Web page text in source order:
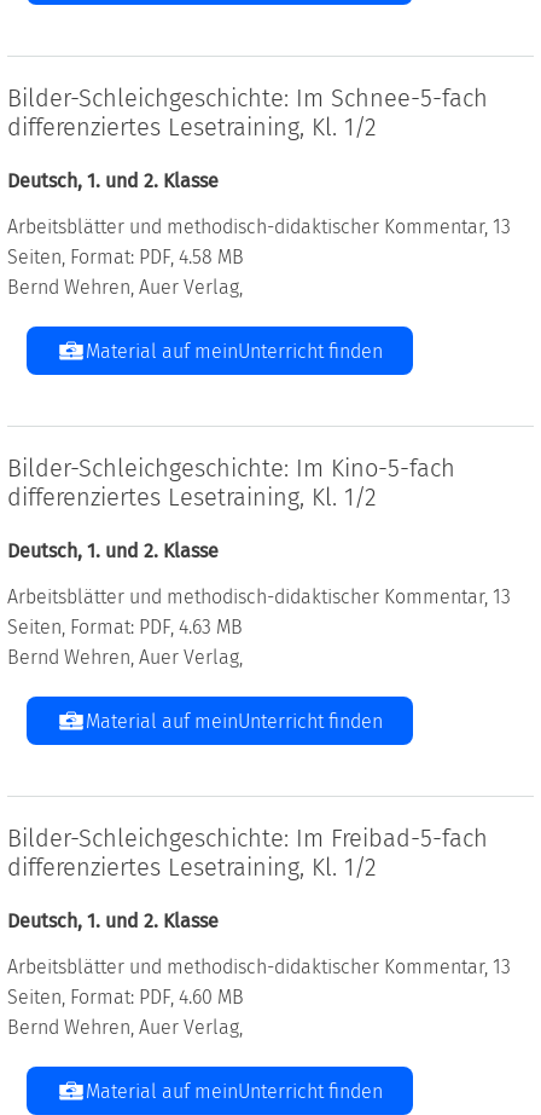
Bilder-Schleichgeschichte: Im Schnee-5-fach
differenziertes Lesetraining, Kl. 1/2
Deutsch, 1. und 2. Klasse
Arbeitsblätter und methodisch-didaktischer Kommentar, 13
Seiten, Format: PDF, 4.58 MB
Bernd Wehren, Auer Verlag,
Material auf meinUnterricht finden
Bilder-Schleichgeschichte: Im Kino-5-fach
differenziertes Lesetraining, Kl. 1/2
Deutsch, 1. und 2. Klasse
Arbeitsblätter und methodisch-didaktischer Kommentar, 13
Seiten, Format: PDF, 4.63 MB
Bernd Wehren, Auer Verlag,
Material auf meinUnterricht finden
Bilder-Schleichgeschichte: Im Freibad-5-fach
differenziertes Lesetraining, Kl. 1/2
Deutsch, 1. und 2. Klasse
Arbeitsblätter und methodisch-didaktischer Kommentar, 13
Seiten, Format: PDF, 4.60 MB
Bernd Wehren, Auer Verlag,
Material auf meinUnterricht finden